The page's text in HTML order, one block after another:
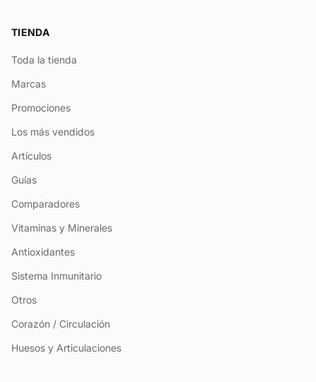
TIENDA
Toda la tienda
Marcas
Promociones
Los más vendidos
Artículos
Guías
Comparadores
Vitaminas y Minerales
Antioxidantes
Sistema Inmunitario
Otros
Corazón / Circulación
Huesos y Articulaciones